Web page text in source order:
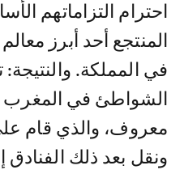
احترام التزاماتهم
المنتجع أحد أبرز
في المملكة.
الشواطئ في المغرب
معروف، والذي قام
ونقل بعد ذلك الفنادق